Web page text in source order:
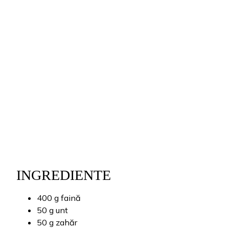
INGREDIENTE
400 g faină
50 g unt
50 g zahăr